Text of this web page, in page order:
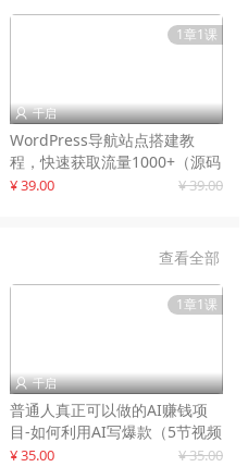
1章1课
 千启
WordPress导航站点搭建教
程，快速获取流量1000+（源码
+教程）
¥ 39.00 ¥ 39.00
查看全部
1章1课
 千启
普通人真正可以做的AI赚钱项
目-如何利用AI写爆款（5节视频
课）
¥ 35.00 ¥ 35.00